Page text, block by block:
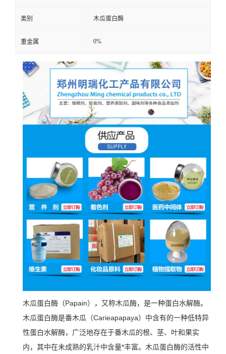
类别 木瓜蛋白酶
重金属 0%
木瓜蛋白酶（Papain），又称木瓜酶，是一种蛋白水解酶。
木瓜蛋白酶是番木瓜（Carieapapaya）中含有的一种低特异
性蛋白水解酶，广泛地存在于番木瓜的根、茎、叶和果实
内，其中在未成熟的乳汁中含量*丰富。木瓜蛋白酶的活性中